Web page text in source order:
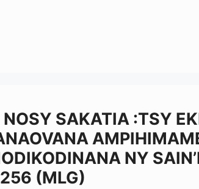
SAKATIA :TSY
NY
(MLG)